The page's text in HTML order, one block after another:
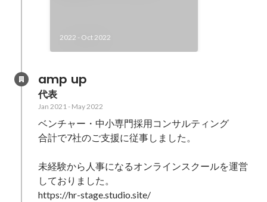
2022 - Oct 2022
amp up
代表
Jan 2021 - May 2022
ベンチャー・中小専門採用コンサルティング
合計で7社のご支援に従事しました。
未経験から人事になるオンラインスクールを運営
しておりました。
https://hr-stage.studio.site/